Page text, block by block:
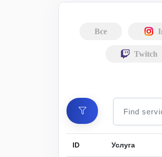
Все
Twitch
ID Услуга